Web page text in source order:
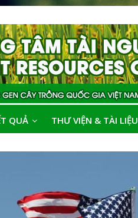
QUẢ THƯ VIỆN & TÀI LIỆU